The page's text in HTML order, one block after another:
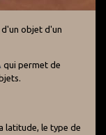
objet d'un
qui permet de
latitude, le type de